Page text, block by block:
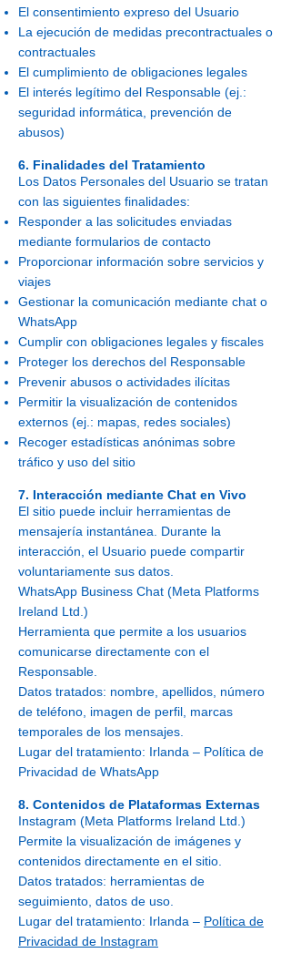
El consentimiento expreso del Usuario
La ejecución de medidas precontractuales o
contractuales
El cumplimiento de obligaciones legales
El interés legítimo del Responsable (ej.:
seguridad informática, prevención de
abusos)
6. Finalidades del Tratamiento
Los Datos Personales del Usuario se tratan
con las siguientes finalidades:
Responder a las solicitudes enviadas
mediante formularios de contacto
Proporcionar información sobre servicios y
viajes
Gestionar la comunicación mediante chat o
WhatsApp
Cumplir con obligaciones legales y fiscales
Proteger los derechos del Responsable
Prevenir abusos o actividades ilícitas
Permitir la visualización de contenidos
externos (ej.: mapas, redes sociales)
Recoger estadísticas anónimas sobre
tráfico y uso del sitio
7. Interacción mediante Chat en Vivo
El sitio puede incluir herramientas de
mensajería instantánea. Durante la
interacción, el Usuario puede compartir
voluntariamente sus datos.
WhatsApp Business Chat (Meta Platforms
Ireland Ltd.)
Herramienta que permite a los usuarios
comunicarse directamente con el
Responsable.
Datos tratados: nombre, apellidos, número
de teléfono, imagen de perfil, marcas
temporales de los mensajes.
Lugar del tratamiento: Irlanda – Política de
Privacidad de WhatsApp
8. Contenidos de Plataformas Externas
Instagram (Meta Platforms Ireland Ltd.)
Permite la visualización de imágenes y
contenidos directamente en el sitio.
Datos tratados: herramientas de
seguimiento, datos de uso.
Lugar del tratamiento: Irlanda – Política de
Privacidad de Instagram